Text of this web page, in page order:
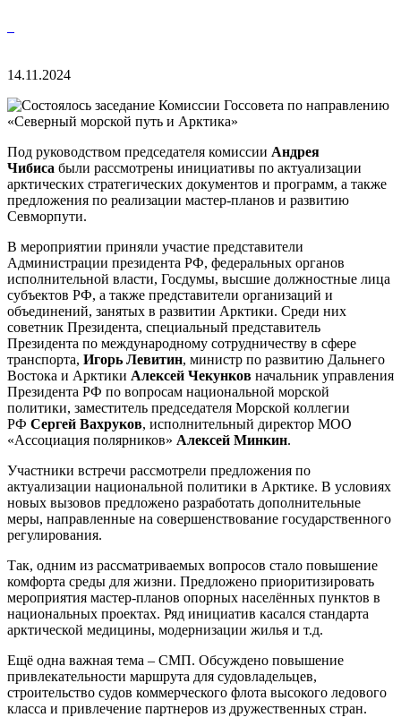
14.11.2024
Под руководством председателя комиссии Андрея
Чибиса были рассмотрены инициативы по актуализации
арктических стратегических документов и программ, а также
предложения по реализации мастер-планов и развитию
Севморпути.
В мероприятии приняли участие представители
Администрации президента РФ, федеральных органов
исполнительной власти, Госдумы, высшие должностные лица
субъектов РФ, а также представители организаций и
объединений, занятых в развитии Арктики. Среди них
советник Президента, специальный представитель
Президента по международному сотрудничеству в сфере
транспорта, Игорь Левитин, министр по развитию Дальнего
Востока и Арктики Алексей Чекунков начальник управления
Президента РФ по вопросам национальной морской
политики, заместитель председателя Морской коллегии
РФ Сергей Вахруков, исполнительный директор МОО
«Ассоциация полярников» Алексей Минкин.
Участники встречи рассмотрели предложения по
актуализации национальной политики в Арктике. В условиях
новых вызовов предложено разработать дополнительные
меры, направленные на совершенствование государственного
регулирования.
Так, одним из рассматриваемых вопросов стало повышение
комфорта среды для жизни. Предложено приоритизировать
мероприятия мастер-планов опорных населённых пунктов в
национальных проектах. Ряд инициатив касался стандарта
арктической медицины, модернизации жилья и т.д.
Ещё одна важная тема – СМП. Обсуждено повышение
привлекательности маршрута для судовладельцев,
строительство судов коммерческого флота высокого ледового
класса и привлечение партнеров из дружественных стран.